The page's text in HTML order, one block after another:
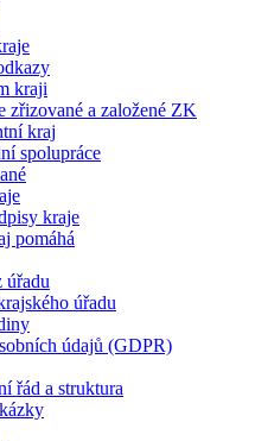
kraji
zřizované a založené ZK
kraj
spolupráce
kraje
pomáhá
úřadu
úřadu
údajů (GDPR)
řád a struktura